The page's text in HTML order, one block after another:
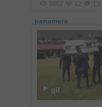
3862 12 13
panamera
gif
6 éve